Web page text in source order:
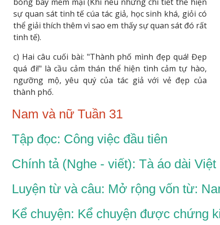
sự quan sát tinh tế cúa tác giả, học sinh khá, giỏi có
thể giải thích thêm vì sao em thấy sự quan sát đó rất
tinh tế).
c) Hai câu cuối bài: "Thành phố mình đẹp quá! Đẹp
quá đi!" là cầu cảm thán thể hiện tình cảm tự hào,
ngưỡng mộ, yêu quý của tác giả với vẻ đẹp của
thành phố.
Nam và nữ Tuần 31
Tập đọc: Công việc đầu tiên
Chính tả (Nghe - viết): Tà áo dài Việt
Luyện từ và câu: Mở rộng vốn từ:
Kể chuyện: Kể chuyện được chứng